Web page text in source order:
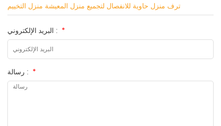
ترف منزل حاوية للانفصال لتجميع منزل المعيشة منزل التخييم
البريد الإلكتروني : *
رسالة : *